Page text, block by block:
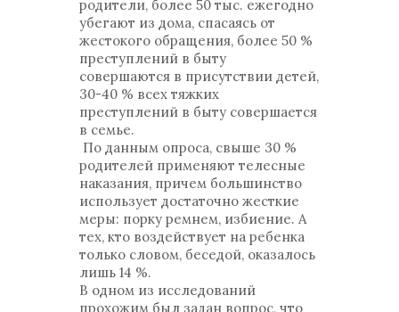
родители, более 50 тыс. ежегодно
убегают из дома, спасаясь от
жестокого обращения, более 50 %
преступлений в быту
совершаются в присутствии детей,
30-40 % всех тяжких
преступлений в быту совершается
в семье.
По данным опроса, свыше 30 %
родителей применяют телесные
наказания, причем большинство
использует достаточно жесткие
меры: порку ремнем, избиение. А
тех, кто воздействует на ребенка
только словом, беседой, оказалось
лишь 14 %.
В одном из исследований
прохожим был задан вопрос, что